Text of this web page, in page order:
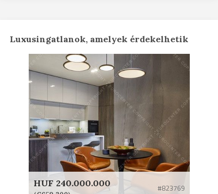
Luxusingatlanok, amelyek érdekelhetik
HUF 240.000.000 #823769